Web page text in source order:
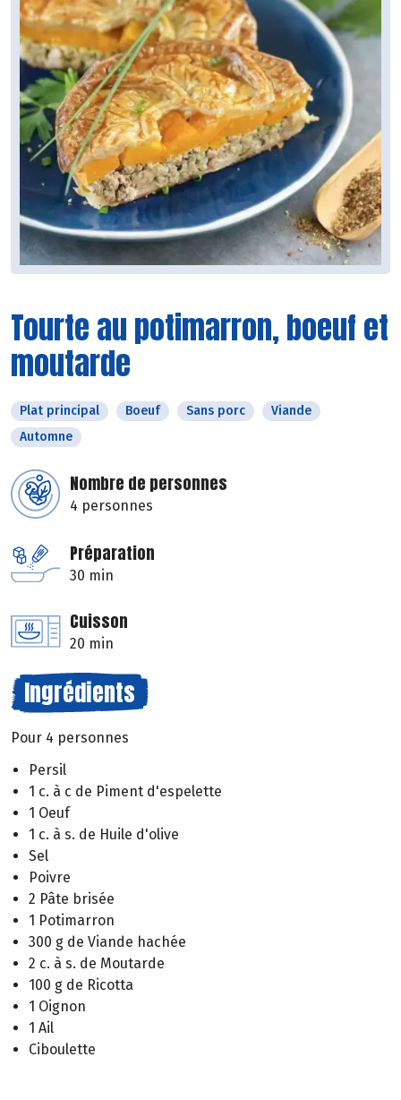
Tourte au potimarron, boeuf et
moutarde
Plat principal Boeuf Sans porc
Viande
Automne
Nombre de personnes
4 personnes
Préparation
30 min
Cuisson
20 min
Ingrédients
Pour 4 personnes
Persil
1 c. à c de Piment d'espelette
1 Oeuf
1 c. à s. de Huile d'olive
Sel
Poivre
2 Pâte brisée
1 Potimarron
300 g de Viande hachée
2 c. à s. de Moutarde
100 g de Ricotta
1 Oignon
1 Ail
Ciboulette